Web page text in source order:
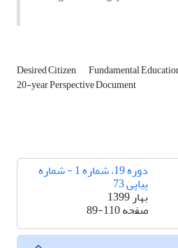
Desired Citizen Fundamental
20-year Perspective Document
دوره 19، شماره 1 - شماره
پیاپی 73
بهار 1399
صفحه89-110